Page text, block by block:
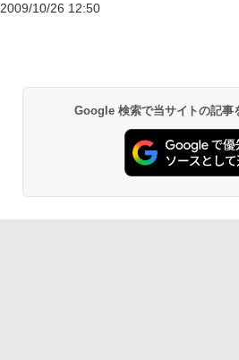
2009/10/26 12:50
Google 検索で当サイトの記事